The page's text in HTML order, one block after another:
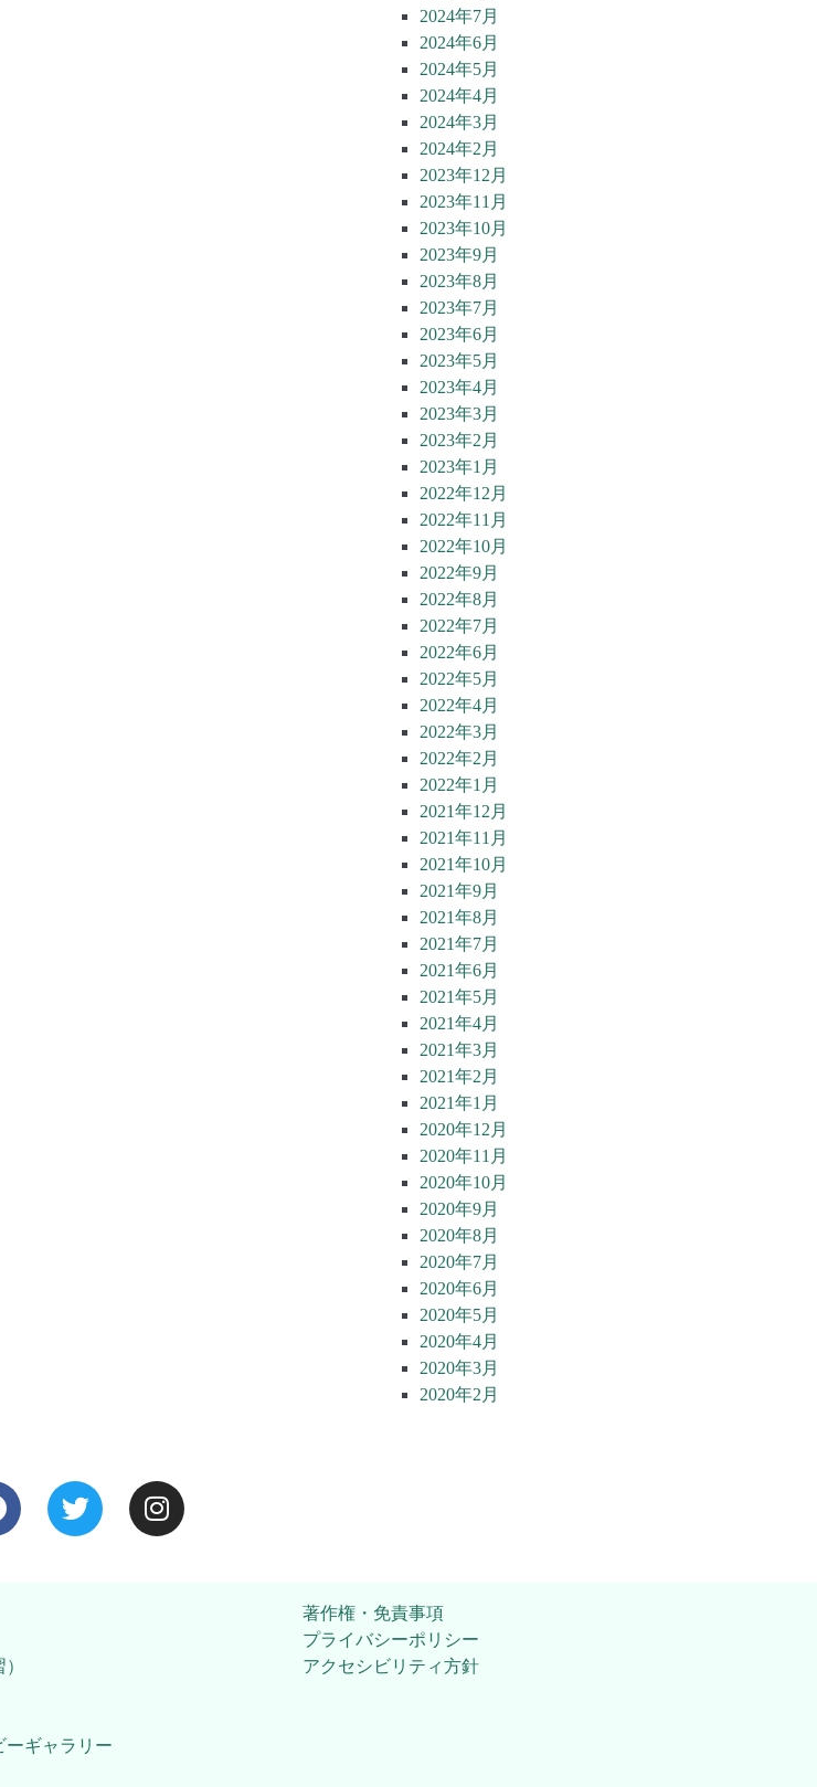
2024年7月
2024年6月
2024年5月
2024年4月
2024年3月
2024年2月
2023年12月
2023年11月
2023年10月
2023年9月
2023年8月
2023年7月
2023年6月
2023年5月
2023年4月
2023年3月
2023年2月
2023年1月
2022年12月
2022年11月
2022年10月
2022年9月
2022年8月
2022年7月
2022年6月
2022年5月
2022年4月
2022年3月
2022年2月
2022年1月
2021年12月
2021年11月
2021年10月
2021年9月
2021年8月
2021年7月
2021年6月
2021年5月
2021年4月
2021年3月
2021年2月
2021年1月
2020年12月
2020年11月
2020年10月
2020年9月
2020年8月
2020年7月
2020年6月
2020年5月
2020年4月
2020年3月
2020年2月
ーギャラリー
著作権・免責事項
プライバシーポリシー
アクセシビリティ方針